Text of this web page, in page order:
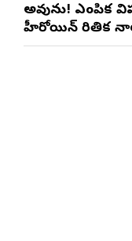
అవును! ఎంపిక
హీరోయిన్ రితిక